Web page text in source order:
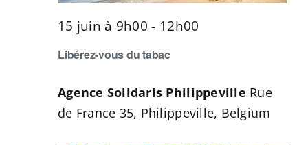
Libérez-vous du tabac
15 juin à 9h00 - 12h00
Agence Solidaris Philippeville Rue
de France 35, Philippeville, Belgium